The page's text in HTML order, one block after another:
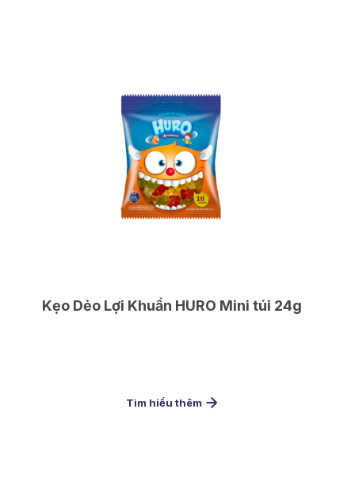
Kẹo Dẻo Lợi Khuẩn HURO Mini túi 24g
Tìm hiểu thêm